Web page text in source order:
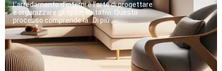
L’arredamento d’interni è l’arte di progettare
e organizzare gli spazi abitativi. Questo
processo comprende la...Di più